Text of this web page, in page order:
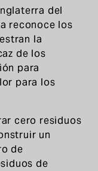
del
reconoce los
la
de los
para
para los
cero residuos
un
de
de